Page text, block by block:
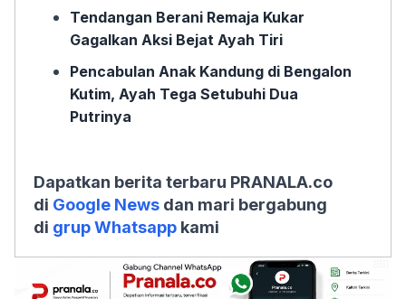
Tendangan Berani Remaja Kukar
Gagalkan Aksi Bejat Ayah Tiri
Pencabulan Anak Kandung di Bengalon
Kutim, Ayah Tega Setubuhi Dua
Putrinya
Dapatkan berita terbaru PRANALA.co
di Google News dan mari bergabung
di grup Whatsapp kami